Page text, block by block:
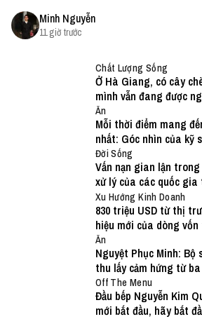
Minh Nguyễn
11 giờ trước
Chất Lượng Sống
Ở Hà Giang, có cây
mình vẫn đang được
Ăn
Mỗi thời điểm mang
nhất: Góc nhìn của kỹ
bếp chuyên nghiệp và
Đời Sống
Vấn nạn gian lận
xử lý của các quốc
Xu Hướng Kinh Doanh
830 triệu USD từ thị
hiệu mới của dòng
Ăn
Nguyệt Phục Minh: Bộ
thu lấy cảm hứng từ
Off The Menu
Đầu bếp Nguyễn Kim
mới bắt đầu, hãy bắt